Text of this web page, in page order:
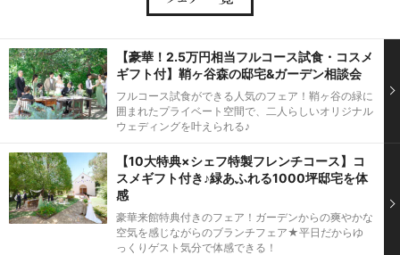
【豪華！2.5万円相当フルコース試食・コスメ
ギフト付】鞘ヶ谷森の邸宅&ガーデン相談会
フルコース試食ができる人気のフェア！鞘ヶ谷の緑に
囲まれたプライベート空間で、二人らしいオリジナル
ウェディングを叶えられる♪
【10大特典×シェフ特製フレンチコース】コ
スメギフト付き♪緑あふれる1000坪邸宅を体
感
豪華来館特典付きのフェア！ガーデンからの爽やかな
空気を感じながらのブランチフェア★平日だからゆ
っくりゲスト気分で体感できる！